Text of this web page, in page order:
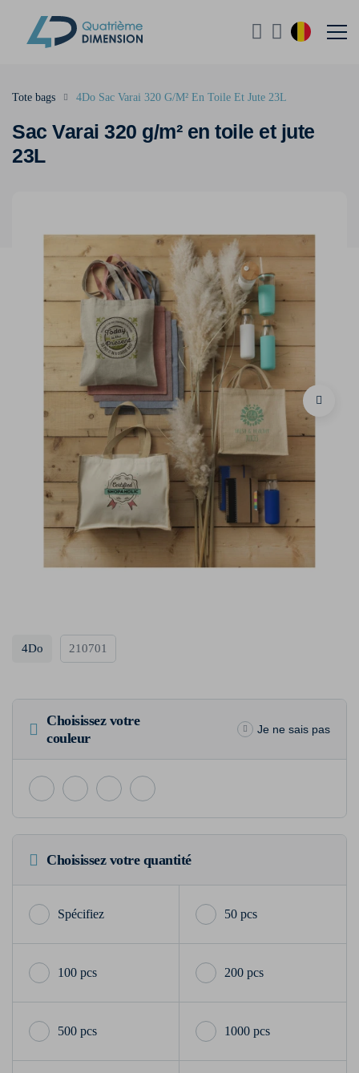
Sac Varai 320 g/m² en toile et jute
23L
Tote bags 4Do Sac Varai 320 G/M² En Toile Et Jute 23L
4Do 210701
Choisissez votre
couleur
Je ne sais pas
Choisissez votre quantité
50 pcs
100 pcs 200 pcs
500 pcs 1000 pcs